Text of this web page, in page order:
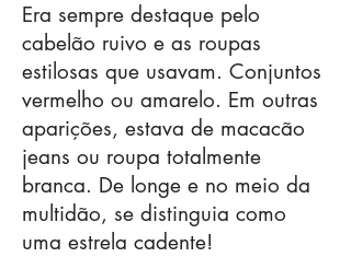
Era sempre destaque pelo
cabelão ruivo e as roupas
estilosas que usavam. Conjuntos
vermelho ou amarelo. Em outras
aparições, estava de macacão
jeans ou roupa totalmente
branca. De longe e no meio da
multidão, se distinguia como
uma estrela cadente!